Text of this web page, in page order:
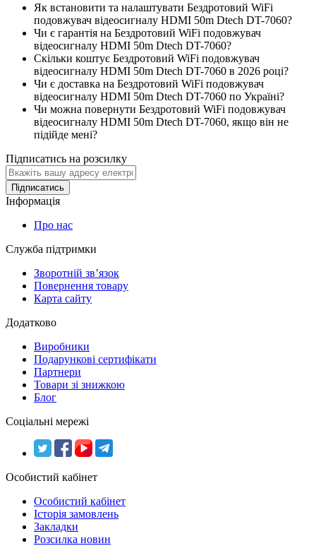
Як встановити та налаштувати Бездротовий WiFi
подовжувач відеосигналу HDMI 50m Dtech DT-7060?
Чи є гарантія на Бездротовий WiFi подовжувач
відеосигналу HDMI 50m Dtech DT-7060?
Скільки коштує Бездротовий WiFi подовжувач
відеосигналу HDMI 50m Dtech DT-7060 в 2026 році?
Чи є доставка на Бездротовий WiFi подовжувач
відеосигналу HDMI 50m Dtech DT-7060 по Україні?
Чи можна повернути Бездротовий WiFi подовжувач
відеосигналу HDMI 50m Dtech DT-7060, якщо він не
підійде мені?
Підписатись на розсилку
Підписатись
Інформація
Про нас
Служба підтримки
Зворотній зв’язок
Повернення товару
Карта сайту
Додатково
Виробники
Подарункові сертифікати
Партнери
Товари зі знижкою
Блог
Соціальні мережі
Особистий кабінет
Особистий кабінет
Історія замовлень
Закладки
Розсилка новин